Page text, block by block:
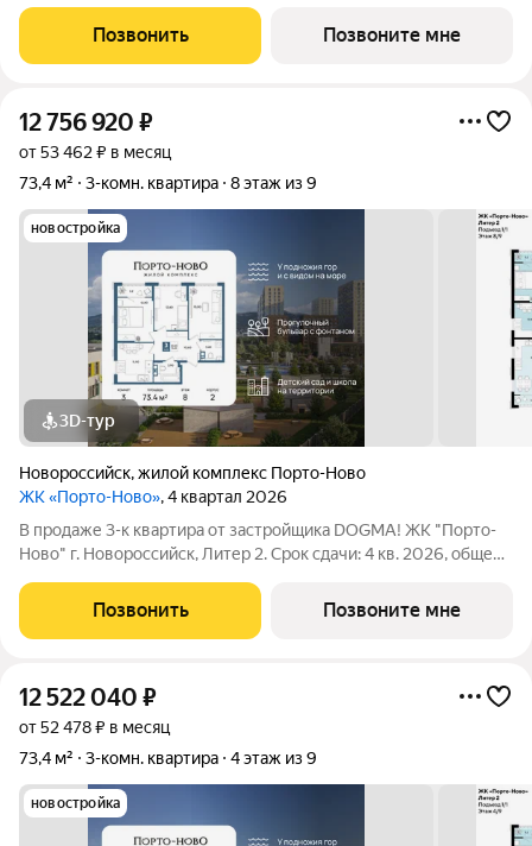
для комфортной жизни. Место, где шум Чёрного моря
становится саундтреком
Позвонить Позвоните мне
12 756 920 ₽
от 53 462 ₽ в месяц
73,4 м²
3-комн. квартира 8 этаж из 9
новостройка
3D-тур
Новороссийск,жилой комплекс Порто-Ново
ЖК «Порто-Ново», 4 квартал 2026
В продаже 3-к квартира от застройщика DOGMA! ЖК "Порто-
Ново" г. Новороссийск, Литер 2. Срок сдачи: 4 кв. 2026, общей
для комфортной жизни. Место, где шум Чёрного моря
становится саундтреком
Позвонить Позвоните мне
12 522 040 ₽
от 52 478 ₽ в месяц
73,4 м²
3-комн. квартира 4 этаж из 9
новостройка